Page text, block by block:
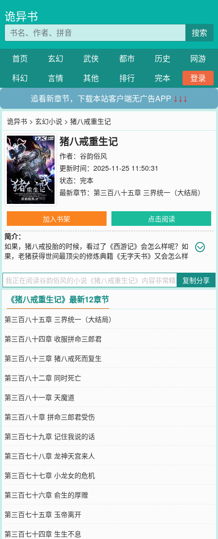
诡异书
搜索
首页 玄幻 武侠 都市 历史
网游
科幻
言情 其他 排行 完本
登录
追看新章节，下载本站客户端无广告APP ↓↓↓
诡异书 >玄幻小说 > 猪八戒重生记
猪八戒重生记
作者： 谷韵俗风
更新时间：2025-11-25 11:50:31
状态：完本
最新章节： 第三百八十五章 三界统一（大结局）
加入书架
点击阅读
简介：
如果，猪八戒投胎的时候，看过了《西游记》会怎么样呢？如
果，老猪获得世间最顶尖的修炼典籍《无字天书》又会怎么样
箭双雕呀！嫦娥美眉？洗白白等着俺老猪哟！高小姐，为你我抢夺如
来的宝贝！弱水妹妹，嫁给我吧！孙猴子，你不就是有根可大可小的
棍子，老猪却有昊天锤，神兵利器，两万三百斤，我宣布以后你是我
的小弟了！以后西游的主角是我，一边泡妞，
您要是觉得《
猪八戒重生记 》还不错的话请不要忘记向您QQ群和微博
微信里的朋友推荐哦！
复制分享
《猪八戒重生记》最新12章节
第三百八十五章 三界统一（大结局）
第三百八十四章 收服拼命三郎君
第三百八十三章 猪八戒死而复生
第三百八十二章 同时死亡
第三百八十一章 天魔道
第三百八十章 拼命三郎君受伤
第三百七十九章 记住我说的话
第三百七十八章 龙神天宫来人
第三百七十七章 小龙女的危机
第三百七十六章 俞生的厚赠
第三百七十五章 玉帝离开
第三百七十四章 生生不息